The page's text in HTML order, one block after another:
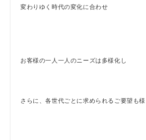
変わりゆく時代の変化に合わせ
お客様の一人一人のニーズは多様化し
さらに、各世代ごとに求められるご要望も様